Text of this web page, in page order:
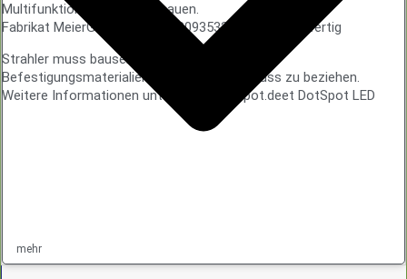
Multifunktionsöffnung einbauen.
Fabrikat MeierGuss® Art. Nr. B0935326 oder gleichwertig
Strahler muss bauseits beigestellt werden, die
Befestigungsmaterialien sind durch MeierGuss zu beziehen.
Weitere Informationen unter www.dot-spot.deet DotSpot LED
mehr